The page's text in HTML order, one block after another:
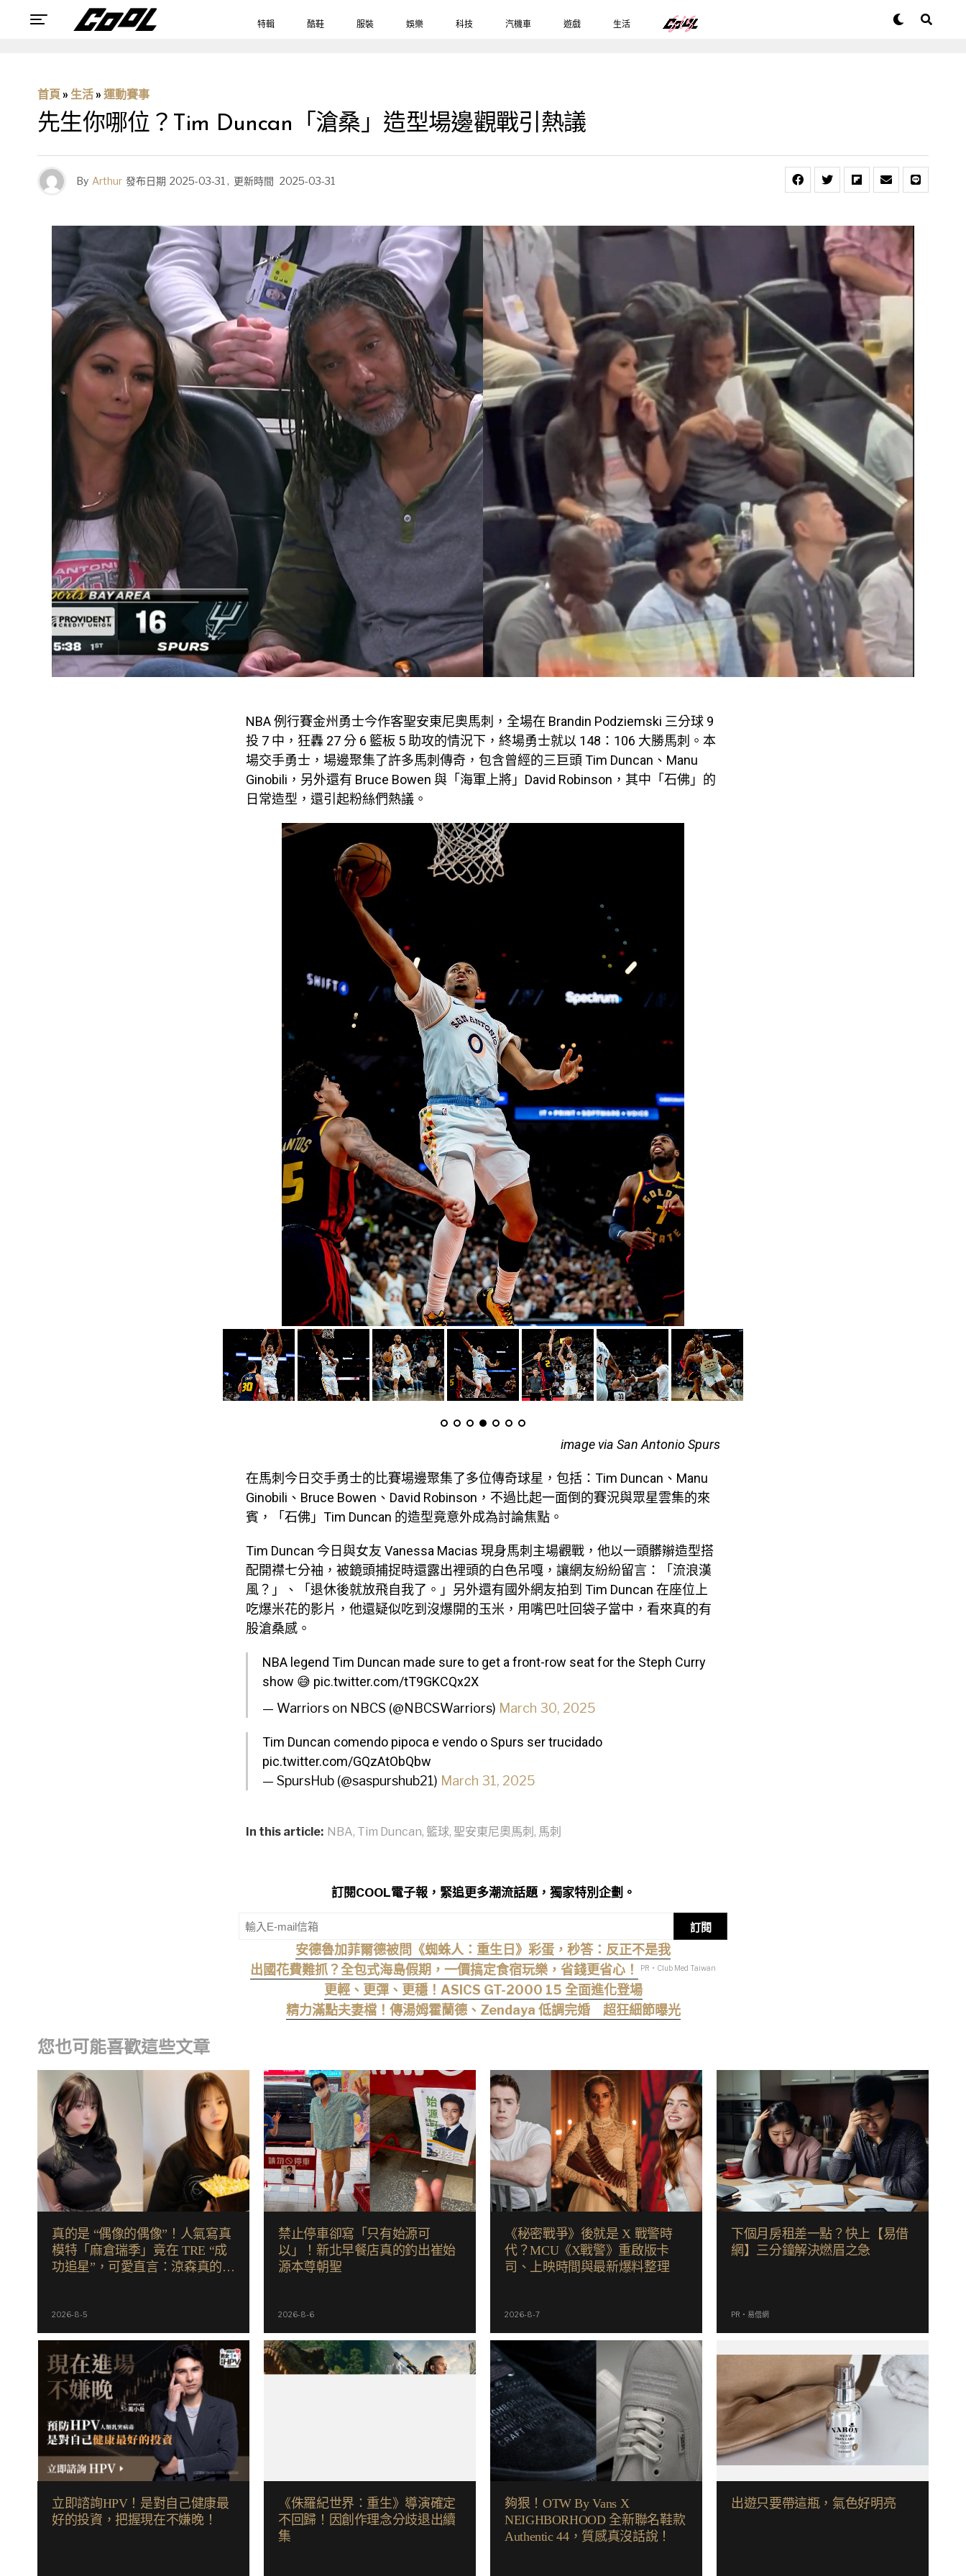
特輯 酷鞋 服裝 娛樂 科技 汽機車 遊戲 生活
首頁 » 生活 » 運動賽事
先生你哪位？Tim Duncan「滄桑」造型場邊觀戰引熱議
By Arthur 發布日期 2025-03-31 , 更新時間 2025-03-31
NBA 例行賽金州勇士今作客聖安東尼奧馬刺，全場在 Brandin Podziemski 三分球 9
投 7 中，狂轟 27 分 6 籃板 5 助攻的情況下，終場勇士就以 148：106 大勝馬刺。本
場交手勇士，場邊聚集了許多馬刺傳奇，包含曾經的三巨頭 Tim Duncan、Manu
Ginobili，另外還有 Bruce Bowen 與「海軍上將」David Robinson，其中「石佛」的
日常造型，還引起粉絲們熱議。
image via San Antonio Spurs
在馬刺今日交手勇士的比賽場邊聚集了多位傳奇球星，包括：Tim Duncan、Manu
Ginobili、Bruce Bowen、David Robinson，不過比起一面倒的賽況與眾星雲集的來
賓，「石佛」Tim Duncan 的造型竟意外成為討論焦點。
Tim Duncan 今日與女友 Vanessa Macias 現身馬刺主場觀戰，他以一頭髒辮造型搭
配開襟七分袖，被鏡頭捕捉時還露出裡頭的白色吊嘎，讓網友紛紛留言：「流浪漢
風？」、「退休後就放飛自我了。」另外還有國外網友拍到 Tim Duncan 在座位上
吃爆米花的影片，他還疑似吃到沒爆開的玉米，用嘴巴吐回袋子當中，看來真的有
股滄桑感。
NBA legend Tim Duncan made sure to get a front-row seat for the Steph Curry
show 😅 pic.twitter.com/tT9GKCQx2X
— Warriors on NBCS (@NBCSWarriors) March 30, 2025
Tim Duncan comendo pipoca e vendo o Spurs ser trucidado
pic.twitter.com/GQzAtObQbw
— SpursHub (@saspurshub21) March 31, 2025
In this article: NBA, Tim Duncan, 籃球, 聖安東尼奧馬刺 , 馬刺
訂閱COOL電子報，緊追更多潮流話題，獨家特別企劃。
訂閱
安德魯加菲爾德被問《蜘蛛人：重生日》彩蛋，秒答：反正不是我
出國花費難抓？全包式海島假期，一價搞定食宿玩樂，省錢更省心！
PR・Club Med Taiwan
更輕、更彈、更穩！ASICS GT-2000 15 全面進化登場
精力滿點夫妻檔！傳湯姆霍蘭德、Zendaya 低調完婚 超狂細節曝光
您也可能喜歡這些文章
真的是 “偶像的偶像”！人氣寫真
模特「麻倉瑞季」竟在 TRE “成
功追星”，可愛直言：涼森真的太
2026-8-5
禁止停車卻寫「只有始源可
以」！新北早餐店真的釣出崔始
源本尊朝聖
2026-8-6
《秘密戰爭》後就是 X 戰警時
代？MCU《X戰警》重啟版卡
司、上映時間與最新爆料整理
2026-8-7
下個月房租差一點？快上【易借
網】三分鐘解決燃眉之急
PR・易借網
立即諮詢HPV！是對自己健康最
好的投資，把握現在不嫌晚！
《侏羅紀世界：重生》導演確定
不回歸！因創作理念分歧退出續
集
夠狠！OTW By Vans X
NEIGHBORHOOD 全新聯名鞋款
Authentic 44，質感真沒話說！
出遊只要帶這瓶，氣色好明亮